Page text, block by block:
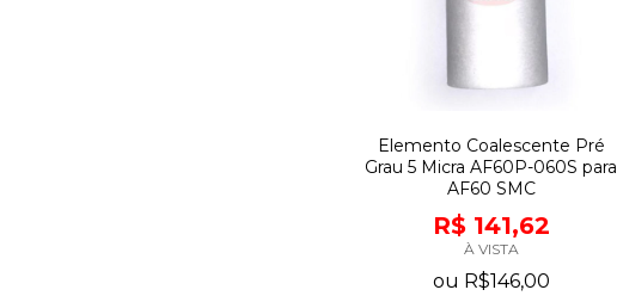
Elemento Coalescente Pré
Grau 5 Micra AF60P-060S para
AF60 SMC
R$ 141,62
À VISTA
ou R$146,00